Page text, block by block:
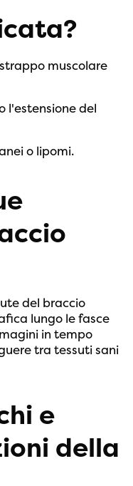
muscolare
l'estensione del
o lipomi.
del braccio
lungo le fasce
in tempo
tra tessuti sani
e
della